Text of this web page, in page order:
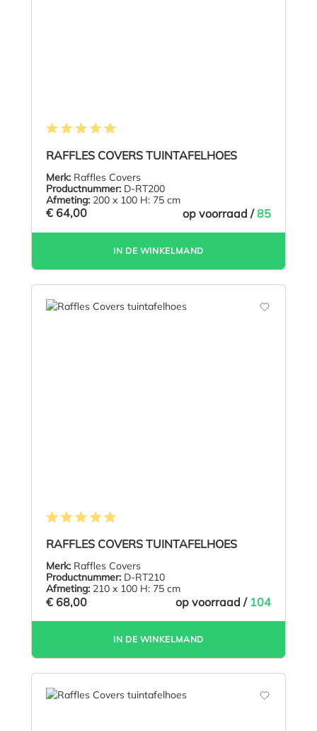
RAFFLES COVERS TUINTAFELHOES
Merk: Raffles Covers
Productnummer: D-RT200
Afmeting: 200 x 100 H: 75 cm
€ 64,00 op voorraad /85
IN DE WINKELMAND
RAFFLES COVERS TUINTAFELHOES
Merk: Raffles Covers
Productnummer: D-RT210
Afmeting: 210 x 100 H: 75 cm
€ 68,00 op voorraad / 104
IN DE WINKELMAND